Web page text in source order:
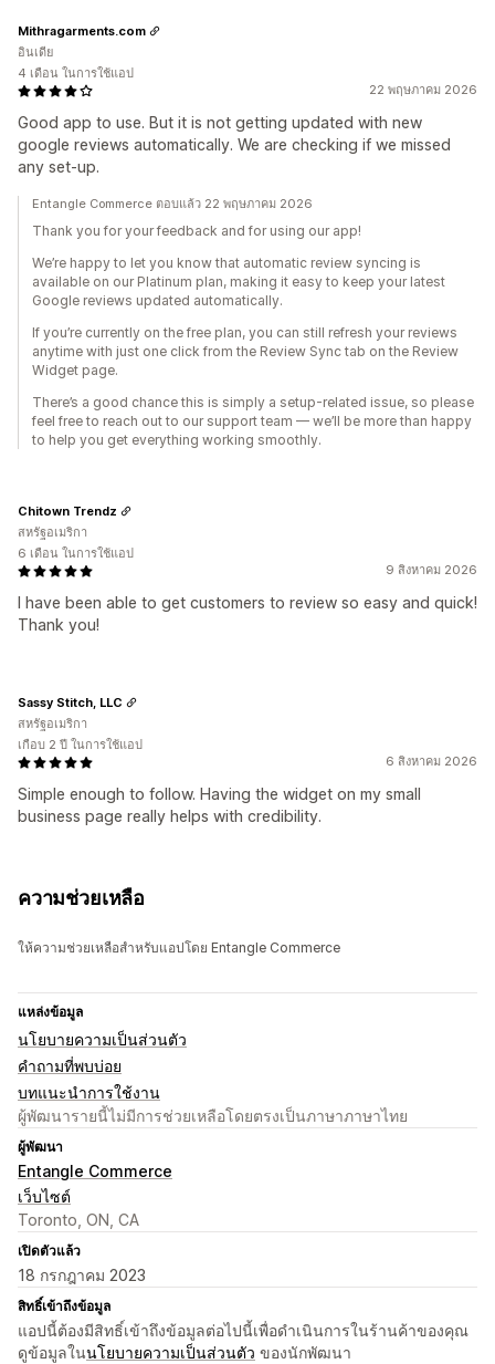
22 พฤษภาคม 2026
Good app to use. But it is not getting updated with new
google reviews automatically. We are checking if we missed
any set-up.
Mithragarments.com
อินเดีย
4 เดือน ในการใช้แอป
Entangle Commerce ตอบแล้ว 22 พฤษภาคม 2026
Thank you for your feedback and for using our app!
We’re happy to let you know that automatic review syncing is
available on our Platinum plan, making it easy to keep your latest
Google reviews updated automatically.
If you’re currently on the free plan, you can still refresh your reviews
anytime with just one click from the Review Sync tab on the Review
Widget page.
There’s a good chance this is simply a setup-related issue, so please
feel free to reach out to our support team — we’ll be more than happy
to help you get everything working smoothly.
9 สิงหาคม 2026
I have been able to get customers to review so easy and quick!
Thank you!
Chitown Trendz
สหรัฐอเมริกา
6 เดือน ในการใช้แอป
6 สิงหาคม 2026
Simple enough to follow. Having the widget on my small
business page really helps with credibility.
Sassy Stitch, LLC
สหรัฐอเมริกา
เกือบ 2 ปี ในการใช้แอป
ความช่วยเหลือ
ให้ความช่วยเหลือสำหรับแอปโดย Entangle Commerce
แหล่งข้อมูล
นโยบายความเป็นส่วนตัว
คำถามที่พบบ่อย
บทแนะนำการใช้งาน
ผู้พัฒนารายนี้ไม่มีการช่วยเหลือโดยตรงเป็นภาษาภาษาไทย
ผู้พัฒนา
Entangle Commerce
เว็บไซต์
Toronto, ON, CA
เปิดตัวแล้ว
18 กรกฎาคม 2023
สิทธิ์เข้าถึงข้อมูล
แอปนี้ต้องมีสิทธิ์เข้าถึงข้อมูลต่อไปนี้เพื่อดำเนินการในร้านค้าของคุณ
ดูข้อมูลในนโยบายความเป็นส่วนตัว ของนักพัฒนา